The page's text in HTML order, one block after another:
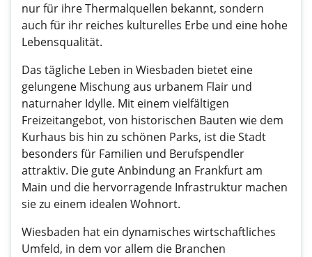
nur für ihre Thermalquellen bekannt, sondern
auch für ihr reiches kulturelles Erbe und eine hohe
Lebensqualität.
Das tägliche Leben in Wiesbaden bietet eine
gelungene Mischung aus urbanem Flair und
naturnaher Idylle. Mit einem vielfältigen
Freizeitangebot, von historischen Bauten wie dem
Kurhaus bis hin zu schönen Parks, ist die Stadt
besonders für Familien und Berufspendler
attraktiv. Die gute Anbindung an Frankfurt am
Main und die hervorragende Infrastruktur machen
sie zu einem idealen Wohnort.
Wiesbaden hat ein dynamisches wirtschaftliches
Umfeld, in dem vor allem die Branchen